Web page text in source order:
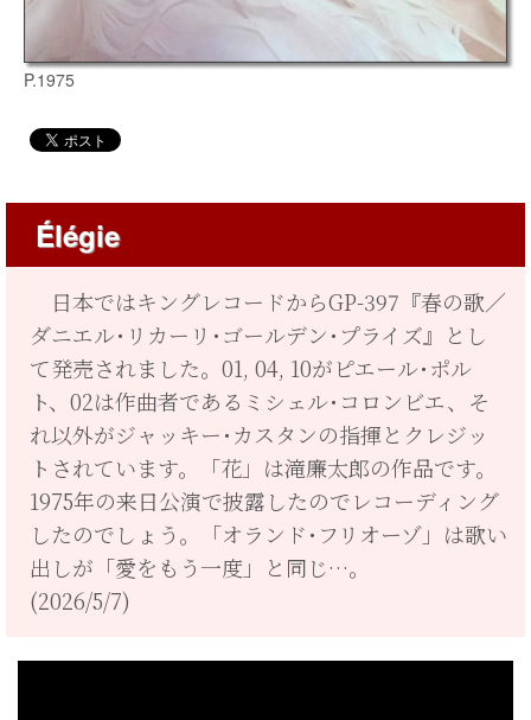
P.1975
Élégie
日本ではキングレコードからGP-397『春の歌／
ダニエル･リカーリ･ゴールデン･プライズ』とし
て発売されました。01, 04, 10がピエール･ポル
ト、02は作曲者であるミシェル･コロンビエ、そ
れ以外がジャッキー･カスタンの指揮とクレジッ
トされています。「花」は滝廉太郎の作品です。
1975年の来日公演で披露したのでレコーディング
したのでしょう。「オランド･フリオーゾ」は歌い
出しが「愛をもう一度」と同じ…。
(2026/5/7)